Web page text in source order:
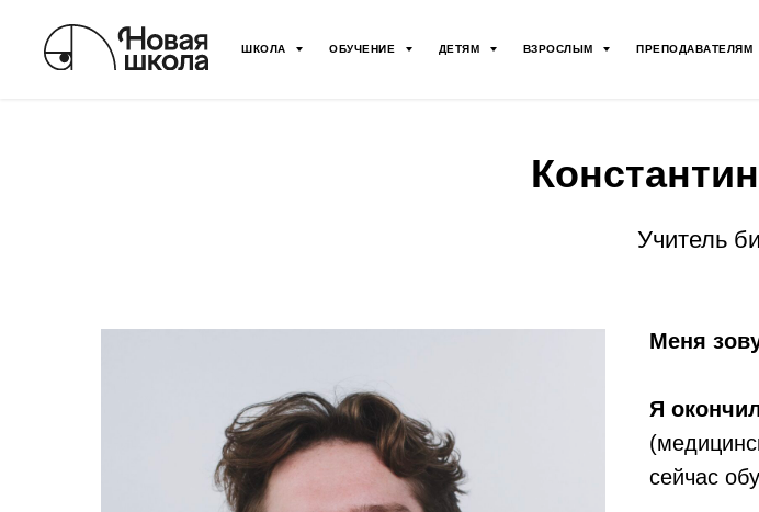
ШКОЛА ОБУЧЕНИЕ ДЕТЯМ ВЗРОСЛЫМ ПРЕПОДАВАТЕЛЯМ
Учитель
Меня
Я
сейчас